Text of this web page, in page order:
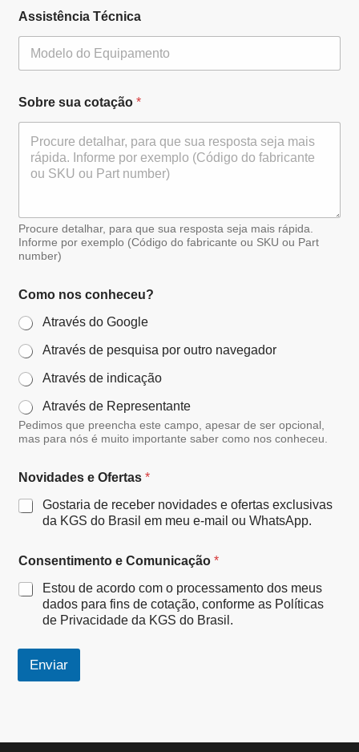
Assistência Técnica
Sobre sua cotação *
Procure detalhar, para que sua resposta seja mais rápida.
Informe por exemplo (Código do fabricante ou SKU ou Part
number)
Como nos conheceu?
Através do Google
Através de pesquisa por outro navegador
Através de indicação
Através de Representante
Pedimos que preencha este campo, apesar de ser opcional,
mas para nós é muito importante saber como nos conheceu.
Novidades e Ofertas *
Gostaria de receber novidades e ofertas exclusivas
da KGS do Brasil em meu e-mail ou WhatsApp.
Consentimento e Comunicação *
Estou de acordo com o processamento dos meus
dados para fins de cotação, conforme as Políticas
de Privacidade da KGS do Brasil.
Enviar
r